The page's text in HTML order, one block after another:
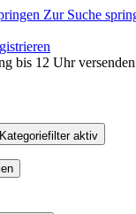
Zur Suche
bis 12 Uhr
Kategoriefilter aktiv